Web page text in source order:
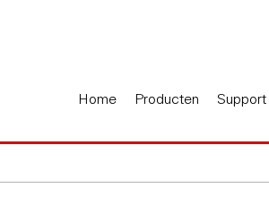
Home Producten Support